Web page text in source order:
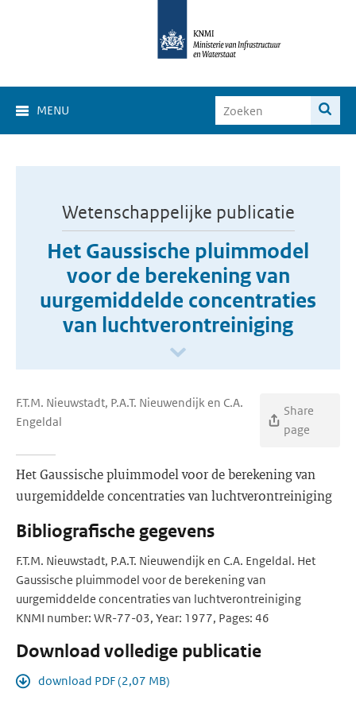
MENU
Wetenschappelijke publicatie
Het Gaussische pluimmodel
voor de berekening van
uurgemiddelde concentraties
van luchtverontreiniging
F.T.M. Nieuwstadt, P.A.T. Nieuwendijk en C.A.
Engeldal
Share
page
Het Gaussische pluimmodel voor de berekening van
uurgemiddelde concentraties van luchtverontreiniging
Bibliografische gegevens
F.T.M. Nieuwstadt, P.A.T. Nieuwendijk en C.A. Engeldal. Het
Gaussische pluimmodel voor de berekening van
uurgemiddelde concentraties van luchtverontreiniging
KNMI number: WR-77-03, Year: 1977, Pages: 46
Download volledige publicatie
download PDF (2,07 MB)